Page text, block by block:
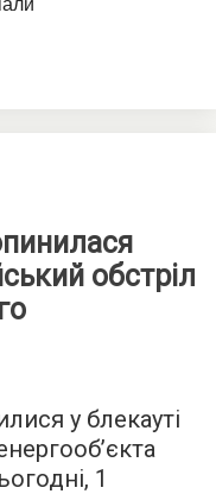
обстріл
у блекауті
1